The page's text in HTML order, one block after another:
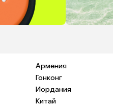
Армения
Гонконг
Иордания
Китай